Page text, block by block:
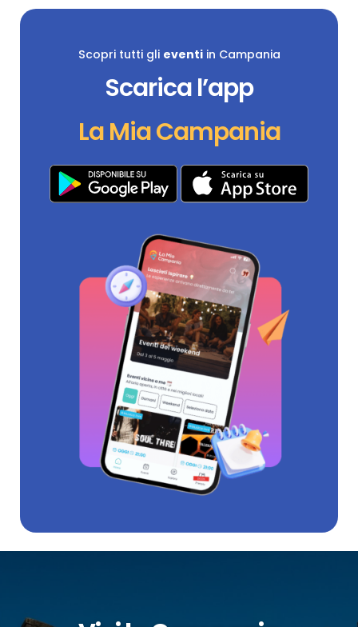
Scopri tutti gli eventiin Campania
Scarica l’app
La Mia Campania